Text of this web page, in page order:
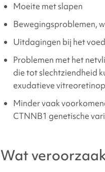
Moeite met slapen
Bewegingsproblemen,
Uitdagingen bij het
Problemen met het
die tot slechtziendheid
exudatieve
Minder vaak
CTNNB1 genetische
Wat